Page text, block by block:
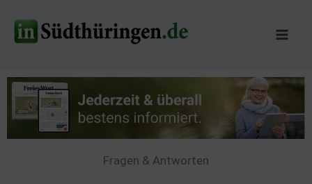
Inhalt
springen
Fragen & Antworten